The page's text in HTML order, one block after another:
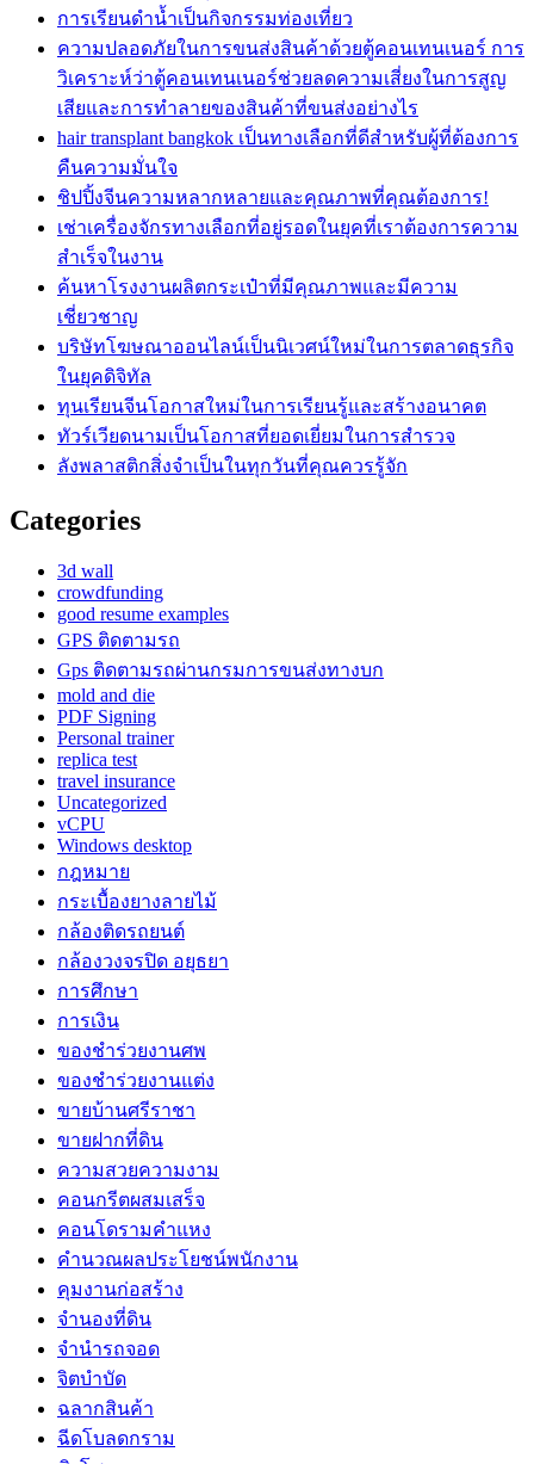
การเรียนดำน้ำเป็นกิจกรรมท่องเที่ยว
ความปลอดภัยในการขนส่งสินค้าด้วยตู้คอนเทนเนอร์ การ
วิเคราะห์ว่าตู้คอนเทนเนอร์ช่วยลดความเสี่ยงในการสูญ
เสียและการทำลายของสินค้าที่ขนส่งอย่างไร
hair transplant bangkok เป็นทางเลือกที่ดีสำหรับผู้ที่ต้องการ
คืนความมั่นใจ
ชิปปิ้งจีนความหลากหลายและคุณภาพที่คุณต้องการ!
เช่าเครื่องจักรทางเลือกที่อยู่รอดในยุคที่เราต้องการความ
สำเร็จในงาน
ค้นหาโรงงานผลิตกระเป๋าที่มีคุณภาพและมีความ
เชี่ยวชาญ
บริษัทโฆษณาออนไลน์เป็นนิเวศน์ใหม่ในการตลาดธุรกิจ
ในยุคดิจิทัล
ทุนเรียนจีนโอกาสใหม่ในการเรียนรู้และสร้างอนาคต
ทัวร์เวียดนามเป็นโอกาสที่ยอดเยี่ยมในการสำรวจ
ลังพลาสติกสิ่งจำเป็นในทุกวันที่คุณควรรู้จัก
Categories
3d wall
crowdfunding
good resume examples
GPS ติดตามรถ
Gps ติดตามรถผ่านกรมการขนส่งทางบก
mold and die
PDF Signing
Personal trainer
replica test
travel insurance
Uncategorized
vCPU
Windows desktop
กฎหมาย
กระเบื้องยางลายไม้
กล้องติดรถยนต์
กล้องวงจรปิด อยุธยา
การศึกษา
การเงิน
ของชำร่วยงานศพ
ของชำร่วยงานแต่ง
ขายบ้านศรีราชา
ขายฝากที่ดิน
ความสวยความงาม
คอนกรีตผสมเสร็จ
คอนโดรามคำแหง
คำนวณผลประโยชน์พนักงาน
คุมงานก่อสร้าง
จำนองที่ดิน
จำนำรถจอด
จิตบำบัด
ฉลากสินค้า
ฉีดโบลดกราม